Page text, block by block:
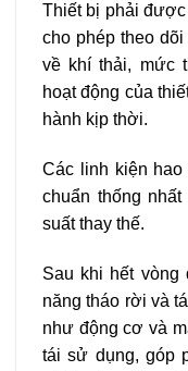
Thiết bị phải
cho phép theo
về khí thải, mức
hoạt động của
hành kịp thời.
Các linh kiện
chuẩn thống
suất thay thế.
Sau khi hết vòng
năng tháo rời và
như động cơ và
tái sử dụng, góp